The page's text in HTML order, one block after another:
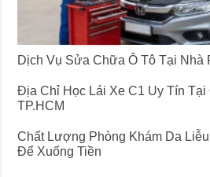
Dịch Vụ Sửa Chữa Ô Tô Tại
Địa Chỉ Học Lái Xe C1 Uy Tín Tại
TP.HCM
Chất Lượng Phòng Khám Da
Để Xuống Tiền